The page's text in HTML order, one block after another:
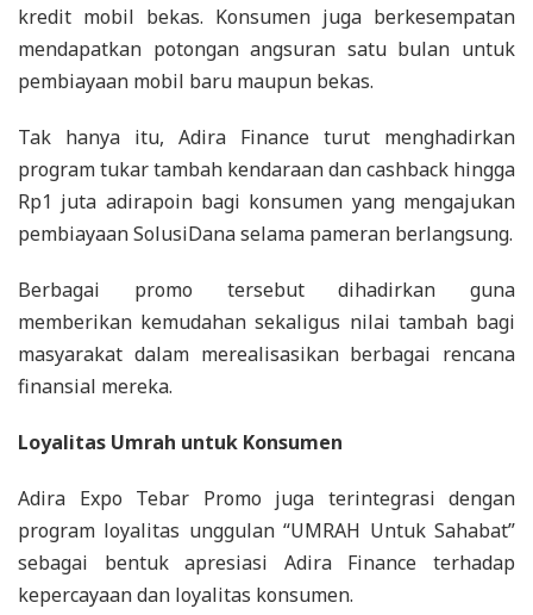
kredit mobil bekas. Konsumen juga berkesempatan
mendapatkan potongan angsuran satu bulan untuk
pembiayaan mobil baru maupun bekas.
Tak hanya itu, Adira Finance turut menghadirkan
program tukar tambah kendaraan dan cashback hingga
Rp1 juta adirapoin bagi konsumen yang mengajukan
pembiayaan SolusiDana selama pameran berlangsung.
Berbagai promo tersebut dihadirkan guna
memberikan kemudahan sekaligus nilai tambah bagi
masyarakat dalam merealisasikan berbagai rencana
finansial mereka.
Loyalitas Umrah untuk Konsumen
Adira Expo Tebar Promo juga terintegrasi dengan
program loyalitas unggulan “UMRAH Untuk Sahabat”
sebagai bentuk apresiasi Adira Finance terhadap
kepercayaan dan loyalitas konsumen.